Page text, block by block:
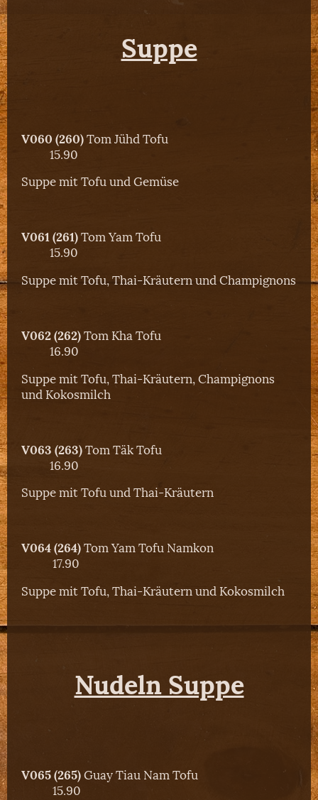
Suppe
V060 (260)Tom Jühd Tofu
15.90
Suppe mit Tofu und Gemüse
V061 (261)Tom Yam Tofu
15.90
Suppe mit Tofu, Thai-Kräutern und Champignons
V062 (262)Tom Kha Tofu
16.90
Suppe mit Tofu, Thai-Kräutern, Champignons
und Kokosmilch
V063 (263)Tom Täk Tofu
16.90
Suppe mit Tofu und Thai-Kräutern
V064 (264)Tom Yam Tofu Namkon
17.90
Suppe mit Tofu, Thai-Kräutern und Kokosmilch
Nudeln Suppe
V065 (265)Guay Tiau Nam Tofu
15.90